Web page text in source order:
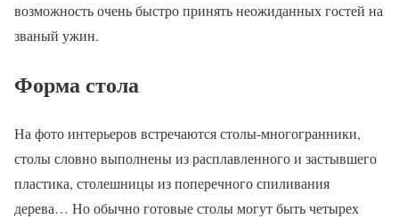
возможность очень быстро принять неожиданных гостей на
званый ужин.
Форма стола
На фото интерьеров встречаются столы-многогранники,
столы словно выполнены из расплавленного и застывшего
пластика, столешницы из поперечного спиливания
дерева… Но обычно готовые столы могут быть четырех